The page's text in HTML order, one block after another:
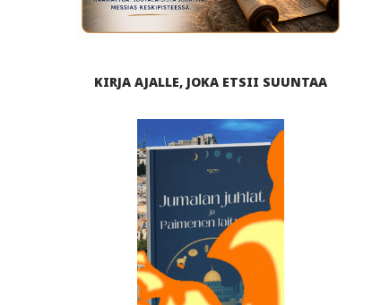
KIRJA AJALLE, JOKA ETSII SUUNTAA